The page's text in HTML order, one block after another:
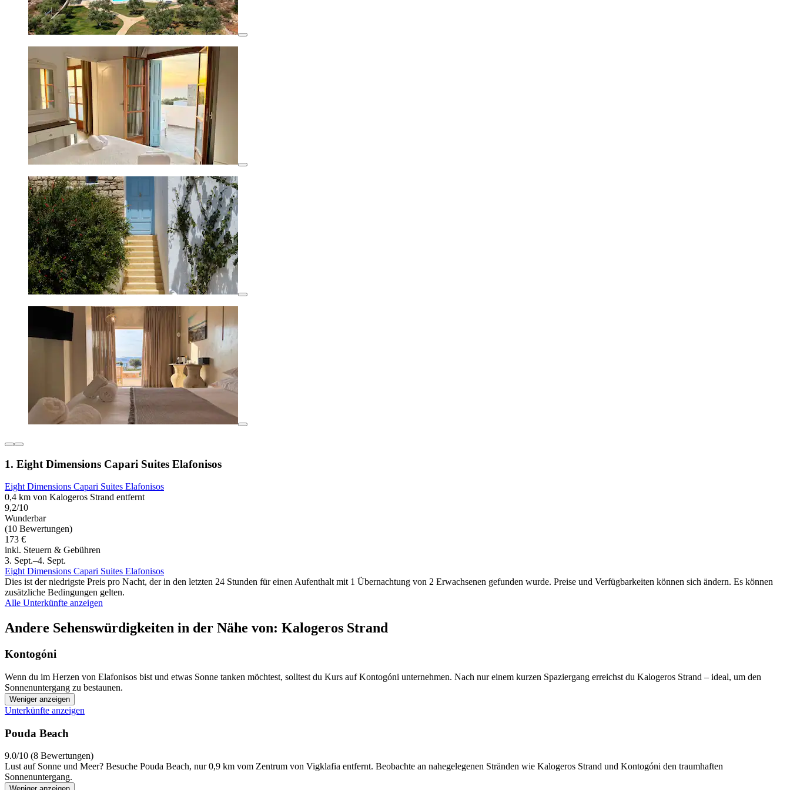
1. Eight Dimensions Capari Suites Elafonisos
Eight Dimensions Capari Suites Elafonisos
0,4 km von Kalogeros Strand entfernt
9,2/10
Wunderbar
(10 Bewertungen)
173 €
inkl. Steuern & Gebühren
3. Sept.–4. Sept.
Eight Dimensions Capari Suites Elafonisos
Dies ist der niedrigste Preis pro Nacht, der in den letzten 24 Stunden für einen Aufenthalt mit 1 Übernachtung von 2 Erwachsenen gefunden wurde. Preise und Verfügbarkeiten können sich ändern. Es können
zusätzliche Bedingungen gelten.
Alle Unterkünfte anzeigen
Andere Sehenswürdigkeiten in der Nähe von: Kalogeros Strand
Kontogóni
Wenn du im Herzen von Elafonisos bist und etwas Sonne tanken möchtest, solltest du Kurs auf Kontogóni unternehmen. Nach nur einem kurzen Spaziergang erreichst du Kalogeros Strand – ideal, um den
Sonnenuntergang zu bestaunen.
Weniger anzeigen
Unterkünfte anzeigen
Pouda Beach
9.0/10 (8 Bewertungen)
Lust auf Sonne und Meer? Besuche Pouda Beach, nur 0,9 km vom Zentrum von Vigklafia entfernt. Beobachte an nahegelegenen Stränden wie Kalogeros Strand und Kontogóni den traumhaften
Sonnenuntergang.